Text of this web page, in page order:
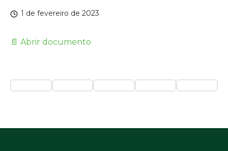
1 de fevereiro de 2023
📄 Abrir documento